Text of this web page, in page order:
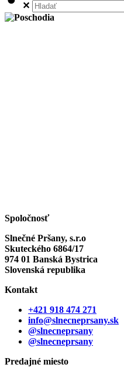
✕
Spoločnosť
Slnečné Pršany, s.r.o
Skuteckého 6864/17
974 01 Banská Bystrica
Slovenská republika
Kontakt
+421 918 474 271
info@slnecneprsany.sk
@slnecneprsany
@slnecneprsany
Predajné miesto